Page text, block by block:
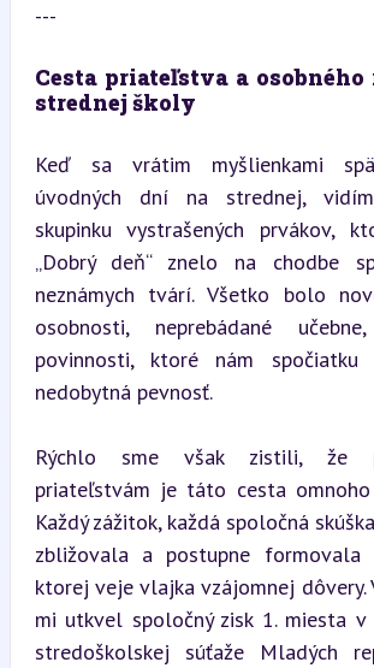
---
Cesta priateľstva a osobného
strednej školy
Keď sa vrátim myšlienkami
úvodných dní na strednej,
skupinku vystrašených prvákov,
„Dobrý deň“ znelo na chodbe
neznámych tvárí. Všetko bolo
osobnosti, neprebádané
povinnosti, ktoré nám spočiatku
nedobytná pevnosť.
Rýchlo sme však zistili, že
priateľstvám je táto cesta omnoho
Každý zážitok, každá spoločná
zbližovala a postupne formovala
ktorej veje vlajka vzájomnej dôvery.
mi utkvel spoločný zisk 1. miesta
stredoškolskej súťaže Mladých